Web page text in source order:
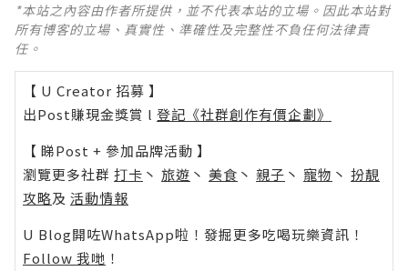
*本站之內容由作者所提供，並不代表本站的立場。因此本站對
所有博客的立場、真實性、準確性及完整性不負任何法律責
任。
【 U Creator 招募 】
出Post賺現金獎賞 l 登記《社群創作有價企劃》
【 睇Post + 參加品牌活動 】
瀏覽更多社群 打卡 丶 旅遊 丶 美食 丶 親子 丶 寵物 丶 扮靚
攻略及 活動情報
U Blog開咗WhatsApp啦！發掘更多吃喝玩樂資訊！
Follow 我哋 ！